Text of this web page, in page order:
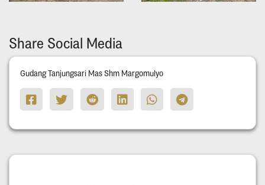
Share Social Media
Gudang Tanjungsari Mas Shm Margomulyo